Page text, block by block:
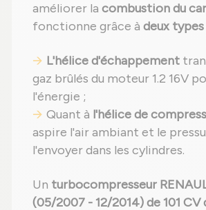
améliorer la combustion du
fonctionne grâce à deux
L'hélice d'échappement
gaz brûlés du moteur 1.2 16V
l'énergie ;
Quant à l'hélice de
aspire l'air ambiant et le
l'envoyer dans les cylindres.
Un turbocompresseur
(05/2007 - 12/2014) de 101 CV